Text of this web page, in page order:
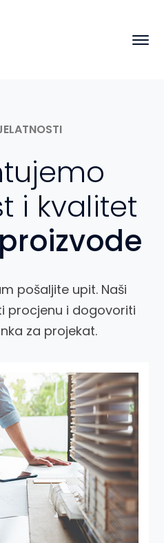
i kvalitet
pošaljite upit. Naši
procjenu i dogovoriti
za projekat.